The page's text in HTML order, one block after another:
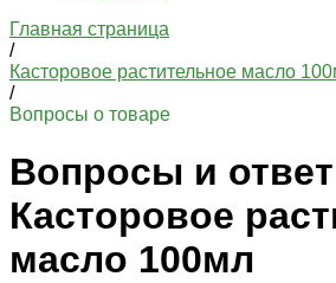
Главная страница
/
Касторовое растительное масло
/
Вопросы о товаре
Вопросы и
Касторовое
масло 100мл